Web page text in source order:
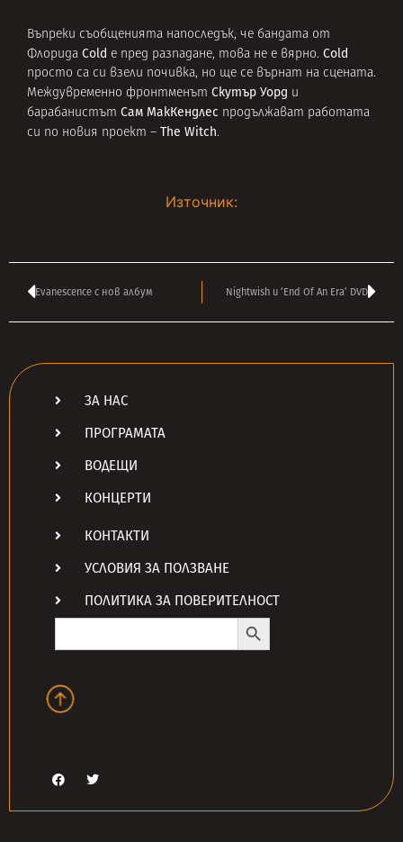
Въпреки съобщенията напоследък, че бандата от
Флорида Cold e пред разпадане, това не е вярно. Cold
просто са си взели почивка, но ще се върнат на сцената.
Междувременно фронтменът Скутър Уорд и
барабанистът Сам МакКендлес продължават работата
си по новия проект – The Witch.
Източник:
Evanescence с нов албум Nightwish и ‘End Of An Era’ DVD
ЗА НАС
ПРОГРАМАТА
ВОДЕЩИ
КОНЦЕРТИ
КОНТАКТИ
УСЛОВИЯ ЗА ПОЛЗВАНЕ
ПОЛИТИКА ЗА ПОВЕРИТЕЛНОСТ
Search
Search Button